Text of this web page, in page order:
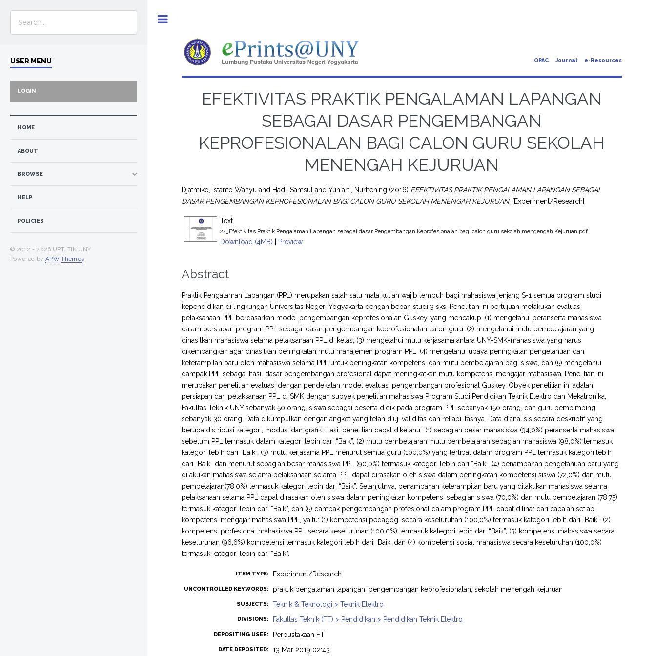
OPAC Journal e-Resources
EFEKTIVITAS PRAKTIK PENGALAMAN LAPANGAN
SEBAGAI DASAR PENGEMBANGAN
KEPROFESIONALAN BAGI CALON GURU SEKOLAH
MENENGAH KEJURUAN
Djatmiko, Istanto Wahyu and Hadi, Samsul andYuniarti, Nurhening (2016) EFEKTIVITAS PRAKTIK PENGALAMAN LAPANGAN SEBAGAI
DASAR PENGEMBANGAN KEPROFESIONALAN BAGI CALON GURU SEKOLAH MENENGAH KEJURUAN. [Experiment/Research]
Text
24_Efektivitas Praktik Pengalaman Lapangan sebagai dasar Pengembangan Keprofesionalan bagi calon guru sekolah mengengah Kejuruan.pdf
Download (4MB) | Preview
Abstract
Praktik Pengalaman Lapangan (PPL) merupakan salah satu mata kuliah wajib tempuh bagi mahasiswa jenjang S-1 semua program studi
kependidikan di lingkungan Universitas Negeri Yogyakarta dengan beban studi 3 sks. Penelitian ini bertujuan melakukan evaluasi
pelaksanaan PPL berdasarkan model pengembangan keprofesionalan Guskey, yang mencakup: (1) mengetahui peranserta mahasiswa
dalam persiapan program PPL sebagai dasar pengembangan keprofesionalan calon guru, (2) mengetahui mutu pembelajaran yang
dihasilkan mahasiswa selama pelaksanaan PPL di kelas, (3) mengetahui mutu kerjasama antara UNY-SMK-mahasiswa yang harus
dikembangkan agar dihasilkan peningkatan mutu manajemen program PPL, (4) mengetahui upaya peningkatan pengetahuan dan
keterampilan baru oleh mahasiswa selama PPL untuk peningkatan kompetensi dan mutu pembelajaran bagi siswa, dan (5) mengetahui
dampak PPL sebagai hasil dasar pengembangan profesional dapat meningkatkan mutu kompetensi mengajar mahasiswa. Penelitian ini
merupakan penelitian evaluasi dengan pendekatan model evaluasi pengembangan profesional Guskey. Obyek penelitian ini adalah
persiapan dan pelaksanaan PPL di SMK dengan subyek penelitian mahasiswa Program Studi Pendidikan Teknik Elektro dan Mekatronika,
Fakultas Teknik UNY sebanyak 50 orang, siswa sebagai peserta didik pada program PPL sebanyak 150 orang, dan guru pembimbing
sebanyak 30 orang. Data dikumpulkan dengan angket yang telah diuji validitas dan reliabilitasnya. Data dianalisis secara deskriptif yang
berupa distribusi kategori, modus, dan grafik. Hasil penelitian dapat diketahui: (1) sebagian besar mahasiswa (94,0%) peranserta mahasiswa
sebelum PPL termasuk dalam kategori lebih dari “Baik”, (2) mutu pembelajaran mutu pembelajaran sebagian mahasiswa (98,0%) termasuk
kategori lebih dari “Baik”, (3) mutu kerjasama PPL menurut semua guru (100,0%) yang terlibat dalam program PPL termasuk kategori lebih
dari “Baik” dan menurut sebagian besar mahasiswa PPL (90,0%) termasuk kategori lebih dari “Baik”, (4) penambahan pengetahuan baru yang
dilakukan mahasiswa selama pelaksanaan selama PPL dapat dirasakan oleh siswa dalam peningkatan kompetensi siswa (72,0%) dan mutu
pembelajaran(78,0%) termasuk kategori lebih dari “Baik”. Selanjutnya, penambahan keterampilan baru yang dilakukan mahasiswa selama
pelaksanaan selama PPL dapat dirasakan oleh siswa dalam peningkatan kompetensi sebagian siswa (70,0%) dan mutu pembelajaran (78,75)
termasuk kategori lebih dari “Baik”, dan (5) dampak pengembangan profesional dalam program PPL dapat dilihat dari capaian setiap
kompetensi mengajar mahasiswa PPL, yaitu: (1) kompetensi pedagogi secara keseluruhan (100,0%) termasuk kategori lebih dari “Baik”, (2)
kompetensi profesional mahasiswa PPL secara keseluruhan (100,0%) termasuk kategori lebih dari “Baik”, (3) kompetensi mahasiswa secara
keseluruhan (96,6%) kompetensi termasuk kategori lebih dari “Baik, dan (4) kompetensi sosial mahasiswa secara keseluruhan (100,0%)
termasuk kategori lebih dari “Baik”.
ITEM TYPE: Experiment/Research
UNCONTROLLED KEYWORDS: praktik pengalaman lapangan, pengembangan keprofesionalan, sekolah menengah kejuruan
SUBJECTS: Teknik & Teknologi > Teknik Elektro
DIVISIONS: Fakultas Teknik (FT) > Pendidikan > Pendidikan Teknik Elektro
DEPOSITING USER: Perpustakaan FT
DATE DEPOSITED: 13 Mar 2019 02:43
USER MENU
LOGIN
HOME
ABOUT
BROWSE
HELP
POLICIES
© 2012 - 2026 UPT. TIK UNY
Powered by APW Themes